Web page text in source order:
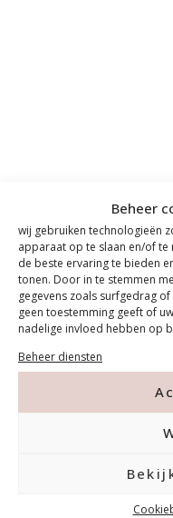
Beheer
wij gebruiken technologieën
apparaat op te slaan en/of
de beste ervaring te bieden
tonen. Door in te stemmen
gegevens zoals surfgedrag
geen toestemming geeft of
nadelige invloed hebben op
Beheer diensten
Tanthofdreef 7 2623